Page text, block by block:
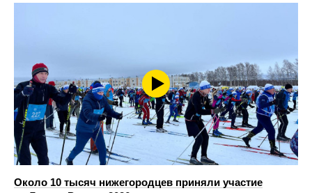
Около 10 тысяч нижегородцев приняли участие